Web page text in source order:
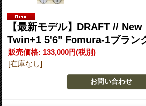
【最新モデル】DRAFT //
Twin+1 5'6" Fomura-1ブラン
販売価格: 133,000円(税別)
[在庫なし]